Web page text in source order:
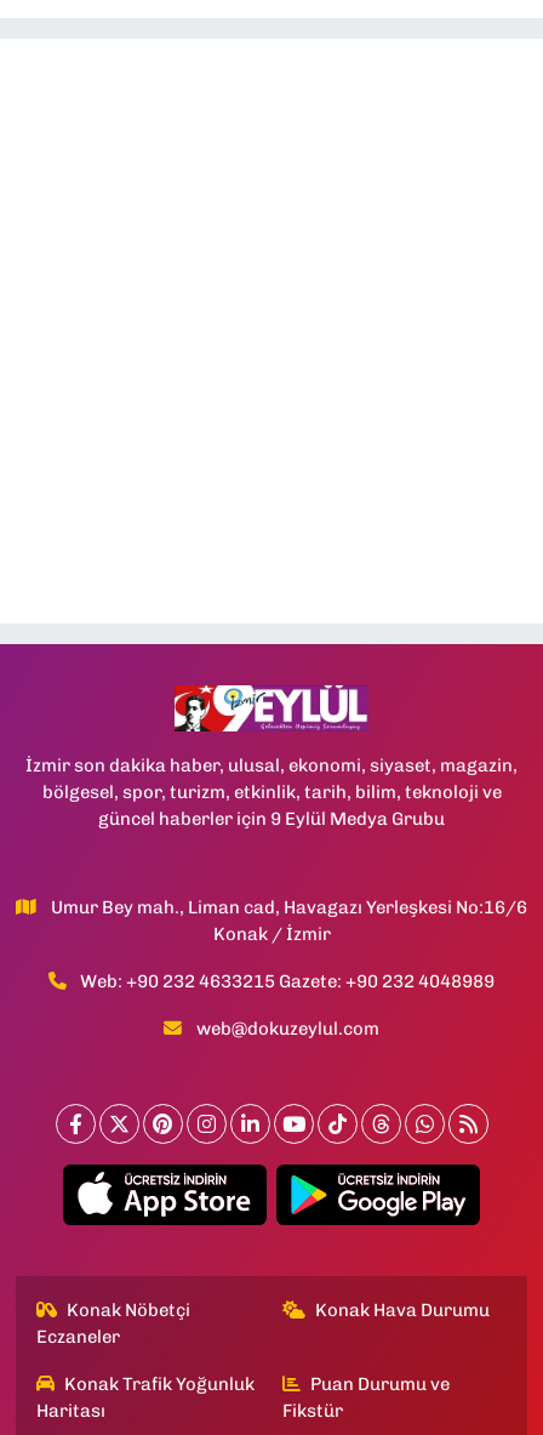
İzmir son dakika haber, ulusal, ekonomi, siyaset, magazin,
bölgesel, spor, turizm, etkinlik, tarih, bilim, teknoloji ve
güncel haberler için 9 Eylül Medya Grubu
Umur Bey mah., Liman cad, Havagazı Yerleşkesi No:16/6
Konak / İzmir
Web: +90 232 4633215 Gazete: +90 232 4048989
web@dokuzeylul.com
Konak Nöbetçi
Eczaneler
Konak Hava Durumu
Konak Trafik Yoğunluk
Haritası
Puan Durumu ve
Fikstür